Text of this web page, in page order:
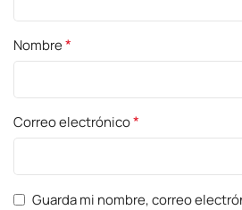
Nombre*
Correo electrónico*
Guarda mi nombre, correo